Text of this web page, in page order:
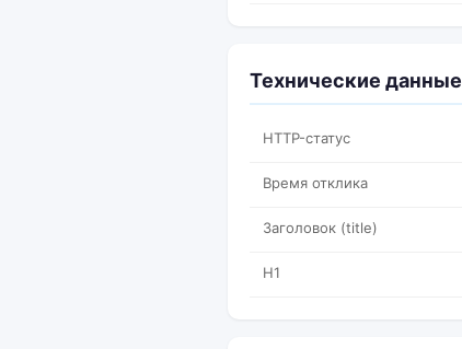
Технические данные
HTTP-статус
Время отклика
Заголовок (title)
H1